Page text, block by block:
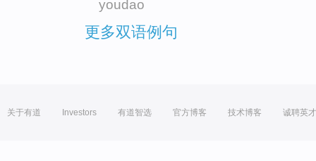
youdao
更多双语例句
关于有道 Investors 有道智选 官方博客 技术博客 诚聘英才